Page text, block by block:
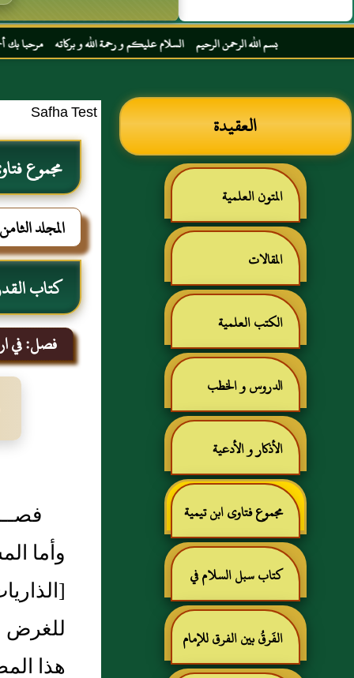
الله الرحمن الرحيم السلام عليكم و رحمة الله و بركاته مرحبا بك أخي الكريم مجددا
العقيدة
المتون العلمية
المقالات
الكتب العلمية
الدروس و الخطب
الأذكار و الأدعية
مجموع فتاوى ابن تيمية
كتاب سبل السلام في
شرح بلوغ المرام للإمام
الفَرقُ بين الفرق للإمام
Safha Test
مجموع
المجلد الثامن
كتاب
فصل: في
وأما
للغرض
هذا